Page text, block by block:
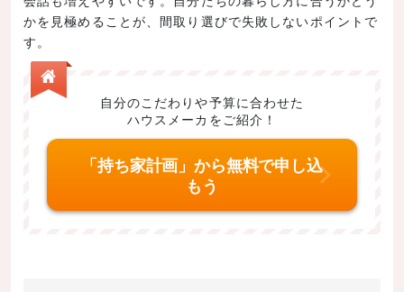
かを見極めることが、間取り選びで失敗しないポイントで
す。
自分のこだわりや予算に合わせた
ハウスメーカをご紹介！
「持ち家計画」から無料で申し込
もう